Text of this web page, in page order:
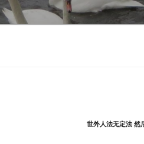
世外人法无定法 然